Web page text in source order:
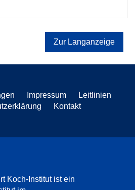
Zur Langanzeige
Impressum
Leitlinien
Kontakt
Koch-Institut ist ein